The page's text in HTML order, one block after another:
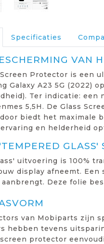
Specificaties
VAN
Protector is een
Galaxy A23 5G (2022)
Ter indicatie: een
5,5H. De Glass
biedt het maximale
en helderheid
GLASS'
uitvoering is 100%
display afneemt.
Deze folie
van Mobiparts zijn
hebben tevens
protector